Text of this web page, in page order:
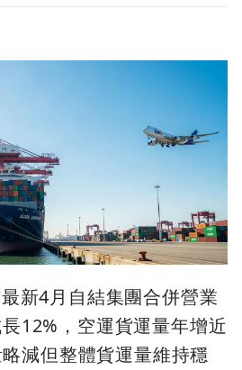
新4月自結集團合併營業
12%，空運貨運量年增近
減但整體貨運量維持穩